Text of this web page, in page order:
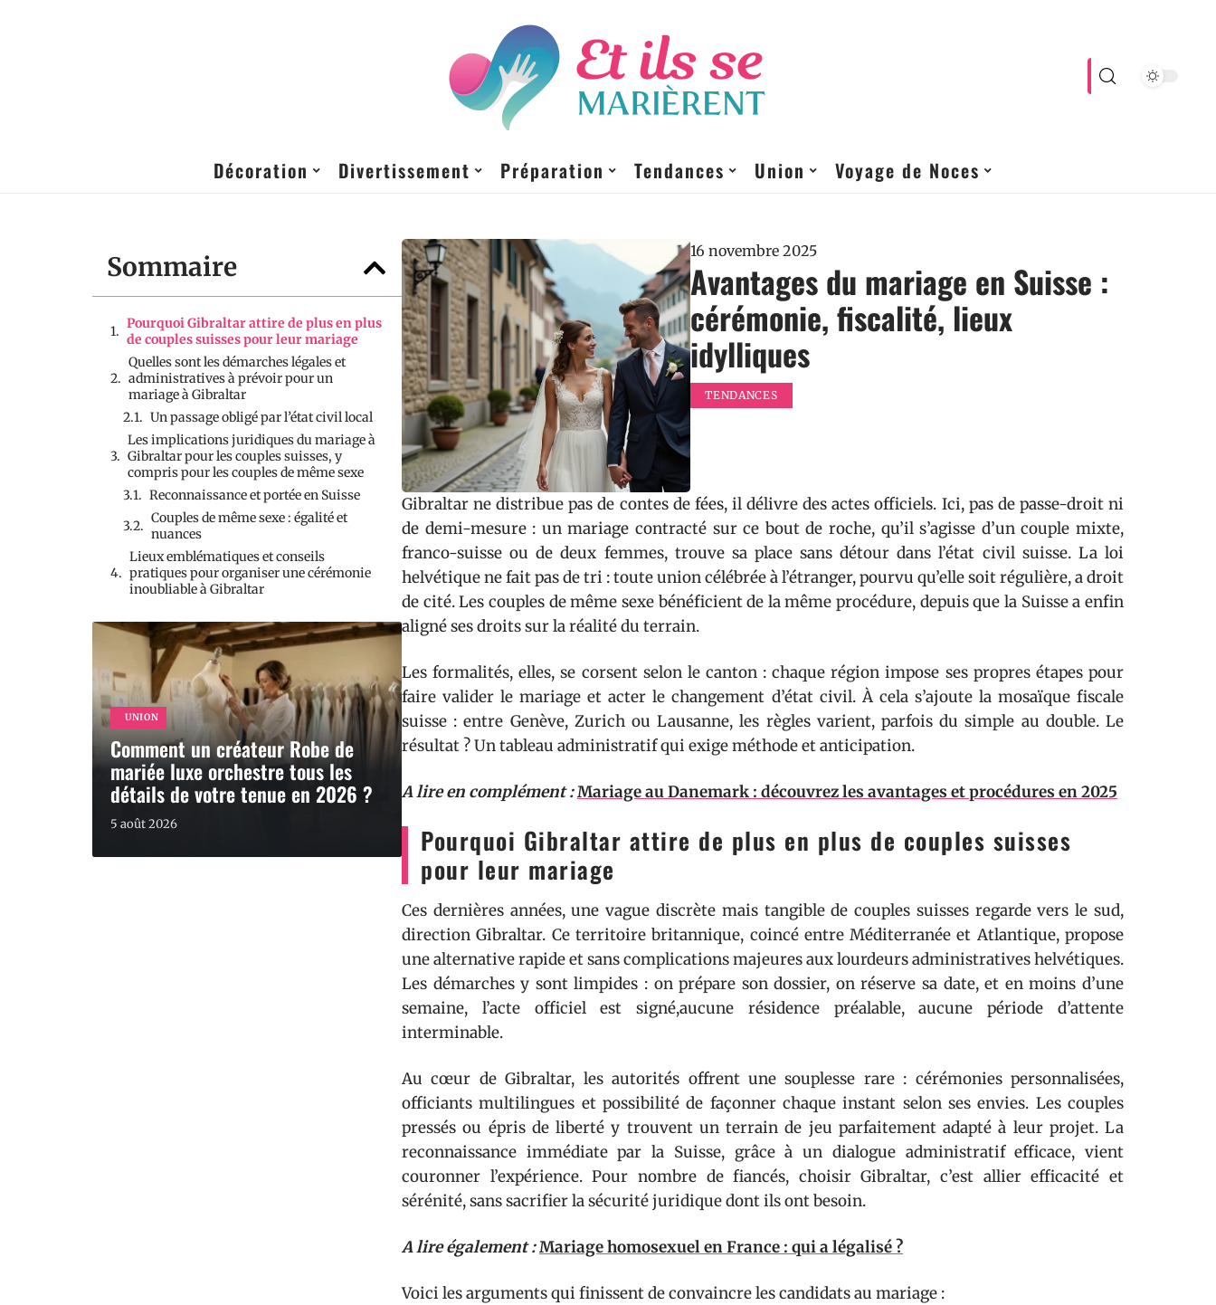
Décoration Divertissement Préparation Tendances Union Voyage de Noces
Sommaire
Pourquoi Gibraltar attire de plus en plus
de couples suisses pour leur mariage
Quelles sont les démarches légales et
administratives à prévoir pour un
mariage à Gibraltar
Un passage obligé par l’état civil local
Les implications juridiques du mariage à
Gibraltar pour les couples suisses, y
compris pour les couples de même sexe
Reconnaissance et portée en Suisse
Couples de même sexe : égalité et
nuances
Lieux emblématiques et conseils
pratiques pour organiser une cérémonie
inoubliable à Gibraltar
UNION
Comment un créateur Robe de
mariée luxe orchestre tous les
détails de votre tenue en 2026 ?
5 août 2026
16 novembre 2025
Avantages du mariage en Suisse :
cérémonie, fiscalité, lieux
idylliques
TENDANCES
Gibraltar ne distribue pas de contes de fées, il délivre des actes officiels. Ici, pas de passe-droit ni
de demi-mesure : un mariage contracté sur ce bout de roche, qu’il s’agisse d’un couple mixte,
franco-suisse ou de deux femmes, trouve sa place sans détour dans l’état civil suisse. La loi
helvétique ne fait pas de tri : toute union célébrée à l’étranger, pourvu qu’elle soit régulière, a droit
de cité. Les couples de même sexe bénéficient de la même procédure, depuis que la Suisse a enfin
aligné ses droits sur la réalité du terrain.
Les formalités, elles, se corsent selon le canton : chaque région impose ses propres étapes pour
faire valider le mariage et acter le changement d’état civil. À cela s’ajoute la mosaïque fiscale
suisse : entre Genève, Zurich ou Lausanne, les règles varient, parfois du simple au double. Le
résultat ? Un tableau administratif qui exige méthode et anticipation.
A lire en complément :Mariage au Danemark : découvrez les avantages et procédures en 2025
Pourquoi Gibraltar attire de plus en plus de couples suisses
pour leur mariage
Ces dernières années, une vague discrète mais tangible de couples suisses regarde vers le sud,
direction Gibraltar. Ce territoire britannique, coincé entre Méditerranée et Atlantique, propose
une alternative rapide et sans complications majeures aux lourdeurs administratives helvétiques.
Les démarches y sont limpides : on prépare son dossier, on réserve sa date, et en moins d’une
semaine, l’acte officiel est signé,aucune résidence préalable, aucune période d’attente
interminable.
Au cœur de Gibraltar, les autorités offrent une souplesse rare : cérémonies personnalisées,
officiants multilingues et possibilité de façonner chaque instant selon ses envies. Les couples
pressés ou épris de liberté y trouvent un terrain de jeu parfaitement adapté à leur projet. La
reconnaissance immédiate par la Suisse, grâce à un dialogue administratif efficace, vient
couronner l’expérience. Pour nombre de fiancés, choisir Gibraltar, c’est allier efficacité et
sérénité, sans sacrifier la sécurité juridique dont ils ont besoin.
A lire également :Mariage homosexuel en France : qui a légalisé ?
Voici les arguments qui finissent de convaincre les candidats au mariage :